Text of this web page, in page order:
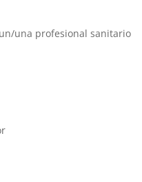
una profesional sanitario